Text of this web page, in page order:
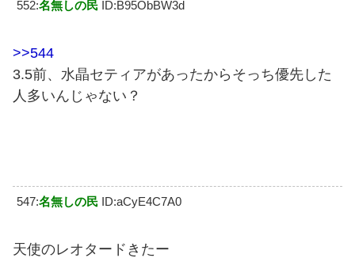
552:名無しの民 ID:B95ObBW3d
>>544
3.5前、水晶セティアがあったからそっち優先した
人多いんじゃない？
547:名無しの民 ID:aCyE4C7A0
天使のレオタードきたー